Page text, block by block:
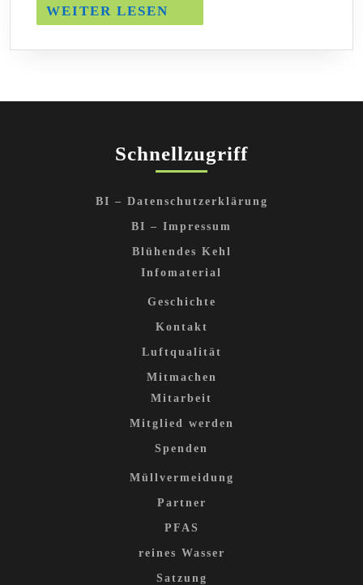
WEITER LESEN
LESEN
Schnellzugriff
BI – Datenschutzerklärung
BI – Impressum
Blühendes Kehl
Infomaterial
Geschichte
Kontakt
Luftqualität
Mitmachen
Mitarbeit
Mitglied werden
Spenden
Müllvermeidung
Partner
PFAS
reines Wasser
Satzung